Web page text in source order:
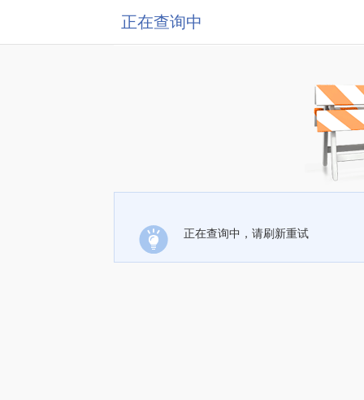
正在查询中
正在查询中，请刷新重试